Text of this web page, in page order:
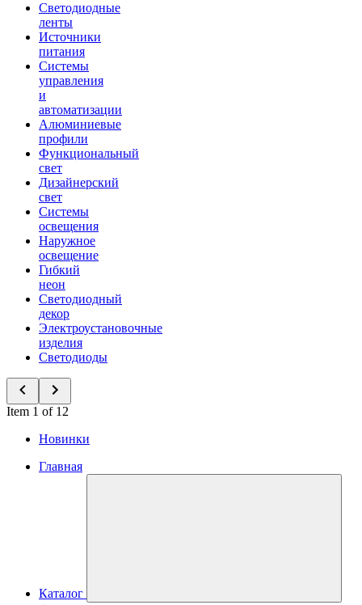
Светодиодные
ленты
Источники
питания
Системы
управления
и
автоматизации
Алюминиевые
профили
Функциональный
свет
Дизайнерский
свет
Системы
освещения
Наружное
освещение
Гибкий
неон
Светодиодный
декор
Электроустановочные
изделия
Светодиоды
Item 1 of 12
Новинки
Главная
Каталог